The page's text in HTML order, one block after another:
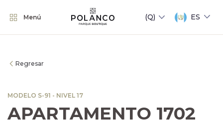
Menú ES
Regresar
MODELO S-91 - NIVEL 17
APARTAMENTO 1702